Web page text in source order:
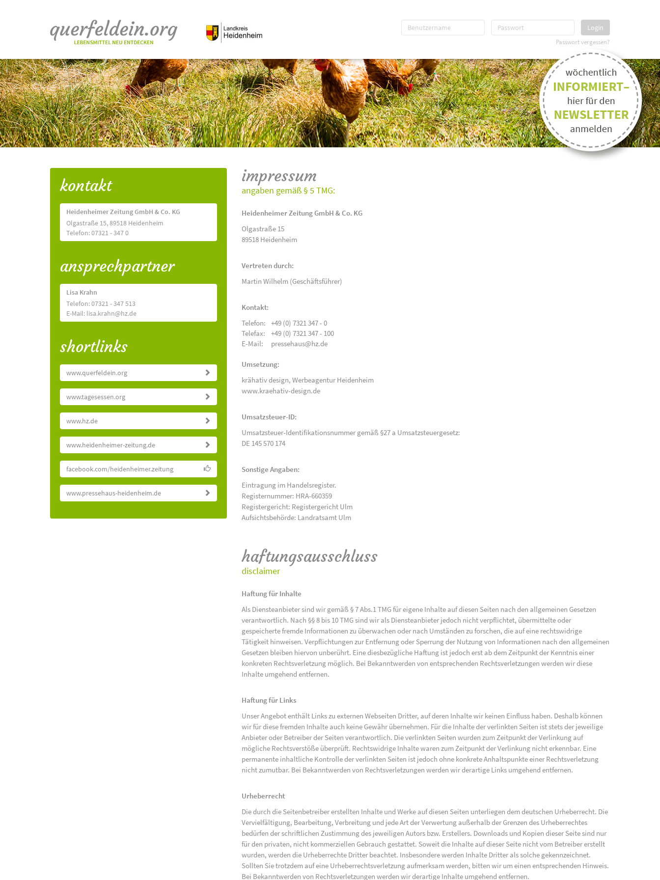
Login
Passwort vergessen?
kontakt
Heidenheimer Zeitung GmbH & Co. KG
Olgastraße 15, 89518 Heidenheim
Telefon: 07321 - 347 0
ansprechpartner
Lisa Krahn
Telefon: 07321 - 347 513
E-Mail: lisa.krahn@hz.de
shortlinks
www.querfeldein.org
www.tagesessen.org
www.hz.de
www.heidenheimer-zeitung.de
facebook.com/heidenheimer.zeitung
www.pressehaus-heidenheim.de
impressum
angaben gemäß § 5 TMG:
Heidenheimer Zeitung GmbH & Co. KG
Olgastraße 15
89518 Heidenheim
Vertreten durch:
Martin Wilhelm (Geschäftsführer)
Kontakt:
Telefon:
+49 (0) 7321 347 - 0
Telefax:
+49 (0) 7321 347 - 100
E-Mail:
pressehaus@hz.de
Umsetzung:
krähativ design, Werbeagentur Heidenheim
www.kraehativ-design.de
Umsatzsteuer-ID:
Umsatzsteuer-Identifikationsnummer gemäß §27 a Umsatzsteuergesetz:
DE 145 570 174
Sonstige Angaben:
Eintragung im Handelsregister.
Registernummer: HRA-660359
Registergericht: Registergericht Ulm
Aufsichtsbehörde: Landratsamt Ulm
haftungsausschluss
disclaimer
Haftung für Inhalte
Als Diensteanbieter sind wir gemäß § 7 Abs.1 TMG für eigene Inhalte auf diesen Seiten nach den allgemeinen Gesetzen
verantwortlich. Nach §§ 8 bis 10 TMG sind wir als Diensteanbieter jedoch nicht verpflichtet, übermittelte oder
gespeicherte fremde Informationen zu überwachen oder nach Umständen zu forschen, die auf eine rechtswidrige
Tätigkeit hinweisen. Verpflichtungen zur Entfernung oder Sperrung der Nutzung von Informationen nach den allgemeinen
Gesetzen bleiben hiervon unberührt. Eine diesbezügliche Haftung ist jedoch erst ab dem Zeitpunkt der Kenntnis einer
konkreten Rechtsverletzung möglich. Bei Bekanntwerden von entsprechenden Rechtsverletzungen werden wir diese
Inhalte umgehend entfernen.
Haftung für Links
Unser Angebot enthält Links zu externen Webseiten Dritter, auf deren Inhalte wir keinen Einfluss haben. Deshalb können
wir für diese fremden Inhalte auch keine Gewähr übernehmen. Für die Inhalte der verlinkten Seiten ist stets der jeweilige
Anbieter oder Betreiber der Seiten verantwortlich. Die verlinkten Seiten wurden zum Zeitpunkt der Verlinkung auf
mögliche Rechtsverstöße überprüft. Rechtswidrige Inhalte waren zum Zeitpunkt der Verlinkung nicht erkennbar. Eine
permanente inhaltliche Kontrolle der verlinkten Seiten ist jedoch ohne konkrete Anhaltspunkte einer Rechtsverletzung
nicht zumutbar. Bei Bekanntwerden von Rechtsverletzungen werden wir derartige Links umgehend entfernen.
Urheberrecht
Die durch die Seitenbetreiber erstellten Inhalte und Werke auf diesen Seiten unterliegen dem deutschen Urheberrecht. Die
Vervielfältigung, Bearbeitung, Verbreitung und jede Art der Verwertung außerhalb der Grenzen des Urheberrechtes
bedürfen der schriftlichen Zustimmung des jeweiligen Autors bzw. Erstellers. Downloads und Kopien dieser Seite sind nur
für den privaten, nicht kommerziellen Gebrauch gestattet. Soweit die Inhalte auf dieser Seite nicht vom Betreiber erstellt
wurden, werden die Urheberrechte Dritter beachtet. Insbesondere werden Inhalte Dritter als solche gekennzeichnet.
Sollten Sie trotzdem auf eine Urheberrechtsverletzung aufmerksam werden, bitten wir um einen entsprechenden Hinweis.
Bei Bekanntwerden von Rechtsverletzungen werden wir derartige Inhalte umgehend entfernen.